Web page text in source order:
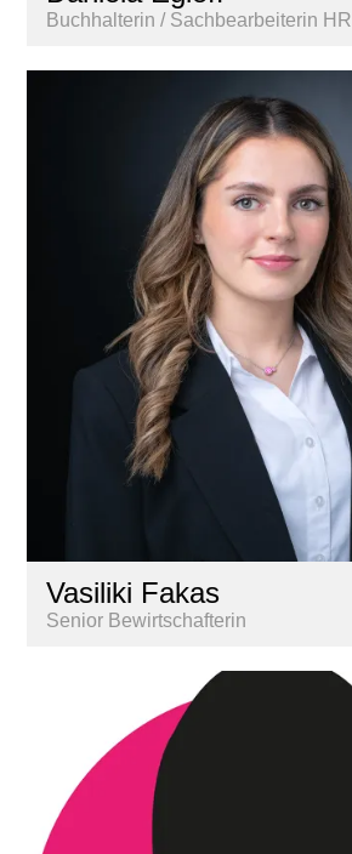
Buchhalterin / Sachbearbeiterin HR
Vasiliki Fakas
Senior Bewirtschafterin